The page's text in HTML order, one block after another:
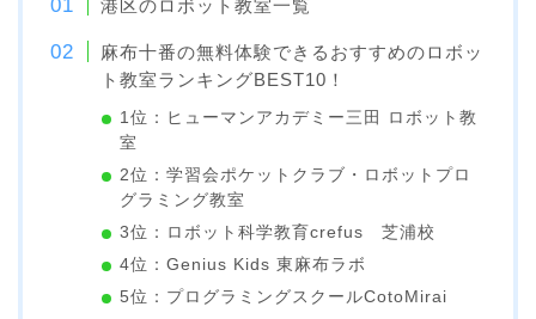
港区のロボット教室一覧
麻布十番の無料体験できるおすすめのロボッ
ト教室ランキングBEST10！
1位：ヒューマンアカデミー三田 ロボット教
室
2位：学習会ポケットクラブ・ロボットプロ
グラミング教室
3位：ロボット科学教育crefus 芝浦校
4位：Genius Kids 東麻布ラボ
5位：プログラミングスクールCotoMirai